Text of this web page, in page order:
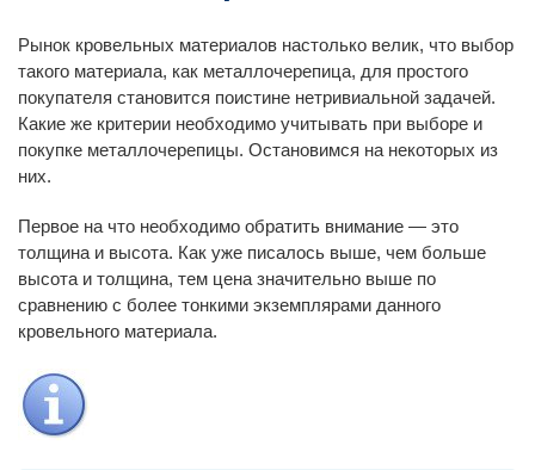
Рынок кровельных материалов настолько велик, что выбор
такого материала, как металлочерепица, для простого
покупателя становится поистине нетривиальной задачей.
Какие же критерии необходимо учитывать при выборе и
покупке металлочерепицы. Остановимся на некоторых из
них.
Первое на что необходимо обратить внимание — это
толщина и высота. Как уже писалось выше, чем больше
высота и толщина, тем цена значительно выше по
сравнению с более тонкими экземплярами данного
кровельного материала.